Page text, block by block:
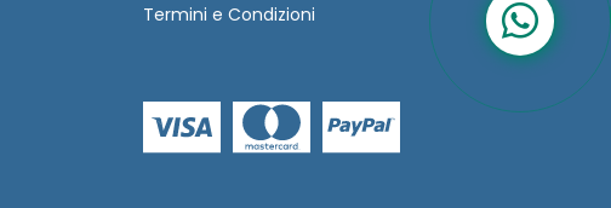
Termini e Condizioni